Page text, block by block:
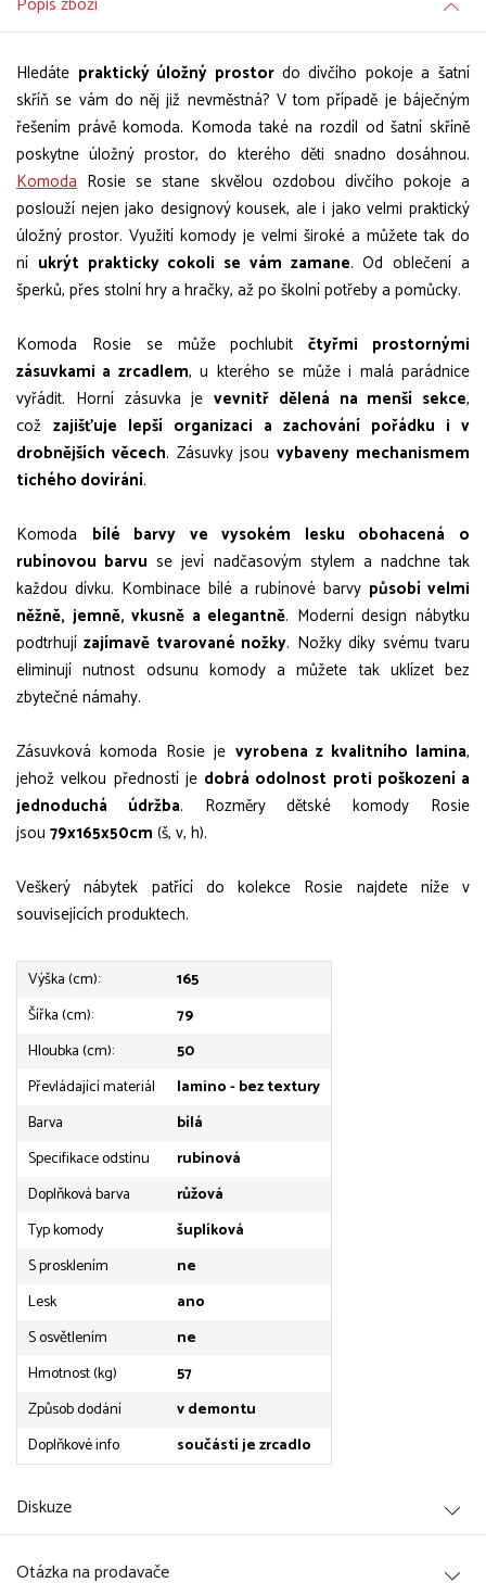
Hledáte praktický úložný prostor do dívčího pokoje a šatní
skříň se vám do něj již nevměstná? V tom případě je báječným
řešením právě komoda. Komoda také na rozdíl od šatní skříně
poskytne úložný prostor, do kterého děti snadno dosáhnou.
Komoda Rosie se stane skvělou ozdobou dívčího pokoje a
poslouží nejen jako designový kousek, ale i jako velmi praktický
úložný prostor. Využití komody je velmi široké a můžete tak do
ní ukrýt prakticky cokoli se vám zamane. Od oblečení a
šperků, přes stolní hry a hračky, až po školní potřeby a pomůcky.
Komoda Rosie se může pochlubitčtyřmi prostornými
zásuvkami a zrcadlem, u kterého se může i malá parádnice
vyřádit. Horní zásuvka je vevnitř dělená na menší sekce,
což zajišťuje lepší organizaci a zachování pořádku i v
drobnějších věcech. Zásuvky jsouvybaveny mechanismem
tichého dovírání.
Komoda bílé barvy ve vysokém lesku obohacená o
rubínovou barvu se jeví nadčasovým stylem a nadchne tak
každou dívku. Kombinace bílé a rubínové barvy působí velmi
něžně, jemně, vkusně a elegantně. Moderní design nábytku
podtrhujízajímavě tvarované nožky. Nožky díky svému tvaru
eliminují nutnost odsunu komody a můžete tak uklízet bez
zbytečné námahy.
Zásuvková komoda Rosie je vyrobena z kvalitního lamina,
jehož velkou předností je dobrá odolnost proti poškození a
jednoduchá údržba. Rozměry dětské komody Rosie
jsou 79x165x50cm (š, v, h).
Veškerý nábytek patřící do kolekce Rosie najdete níže v
souvisejících produktech.
Výška (cm):
165
Šířka (cm):
79
Hloubka (cm):
50
Převládající materiál
lamino - bez textury
Barva
bílá
Specifikace odstínu
rubínová
Doplňková barva
růžová
Typ komody
šuplíková
S prosklením
ne
Lesk
ano
S osvětlením
ne
Hmotnost (kg)
57
Způsob dodání
v demontu
Doplňkové info
součástí je zrcadlo
Diskuze
Otázka na prodavače